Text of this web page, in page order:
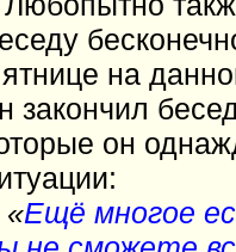
на
закончил
он
«Ещё многое